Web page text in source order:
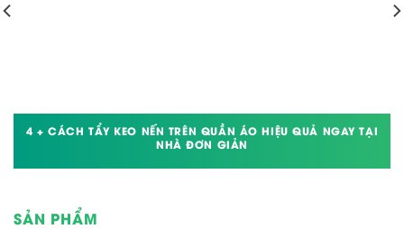
4 + CÁCH TẨY KEO NẾN TRÊN QUẦN ÁO HIỆU QUẢ NGAY TẠI
NHÀ ĐƠN GIẢN
SẢN PHẨM